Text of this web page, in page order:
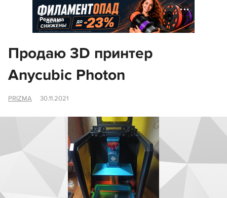
Реклама
Продаю 3D принтер
Anycubic Photon
PRIZMA 30.11.2021